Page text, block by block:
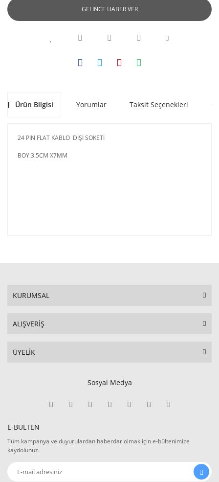
GELİNCE HABER VER
Ürün Bilgisi Yorumlar Taksit Seçenekleri
24 PİN FLAT KABLO DİŞİ SOKETİ
BOY:3.5CM X7MM
KURUMSAL
ALIŞVERİŞ
ÜYELİK
Sosyal Medya
E-BÜLTEN
Tüm kampanya ve duyurulardan haberdar olmak için e-bültenimize
kaydolunuz.